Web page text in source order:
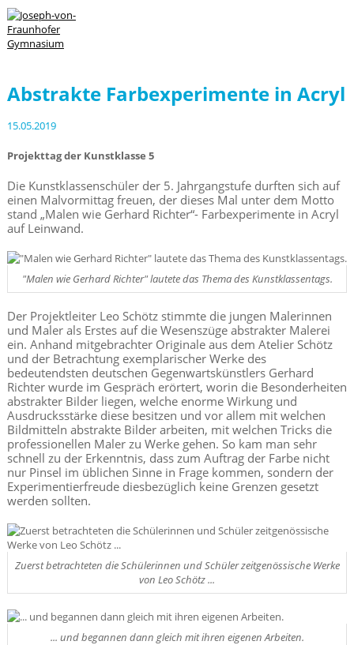
Abstrakte Farbexperimente in Acryl
15.05.2019
Projekttag der Kunstklasse 5
Die Kunstklassenschüler der 5. Jahrgangstufe durften sich auf
einen Malvormittag freuen, der dieses Mal unter dem Motto
stand „Malen wie Gerhard Richter“- Farbexperimente in Acryl
auf Leinwand.
"Malen wie Gerhard Richter" lautete das Thema des Kunstklassentags.
Der Projektleiter Leo Schötz stimmte die jungen Malerinnen
und Maler als Erstes auf die Wesenszüge abstrakter Malerei
ein. Anhand mitgebrachter Originale aus dem Atelier Schötz
und der Betrachtung exemplarischer Werke des
bedeutendsten deutschen Gegenwartskünstlers Gerhard
Richter wurde im Gespräch erörtert, worin die Besonderheiten
abstrakter Bilder liegen, welche enorme Wirkung und
Ausdrucksstärke diese besitzen und vor allem mit welchen
Bildmitteln abstrakte Bilder arbeiten, mit welchen Tricks die
professionellen Maler zu Werke gehen. So kam man sehr
schnell zu der Erkenntnis, dass zum Auftrag der Farbe nicht
nur Pinsel im üblichen Sinne in Frage kommen, sondern der
Experimentierfreude diesbezüglich keine Grenzen gesetzt
werden sollten.
Zuerst betrachteten die Schülerinnen und Schüler zeitgenössische Werke
von Leo Schötz ...
... und begannen dann gleich mit ihren eigenen Arbeiten.